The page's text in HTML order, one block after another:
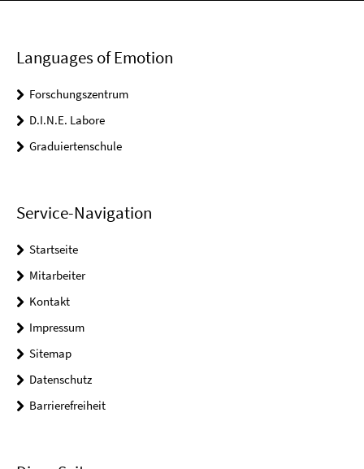
Languages of Emotion
Forschungszentrum
D.I.N.E. Labore
Graduiertenschule
Service-Navigation
Startseite
Mitarbeiter
Kontakt
Impressum
Sitemap
Datenschutz
Barrierefreiheit